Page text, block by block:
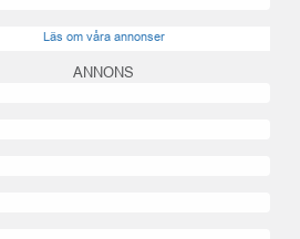
Läs om våra annonser
ANNONS